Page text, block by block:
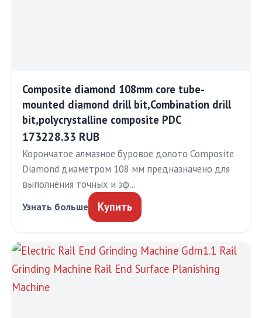
Composite diamond 108mm core tube-
mounted diamond drill bit,Combination drill
bit,polycrystalline composite PDC
173228.33 RUB
Корончатое алмазное буровое долото Composite
Diamond диаметром 108 мм предназначено для
выполнения точных и эф…
Узнать больше Купить